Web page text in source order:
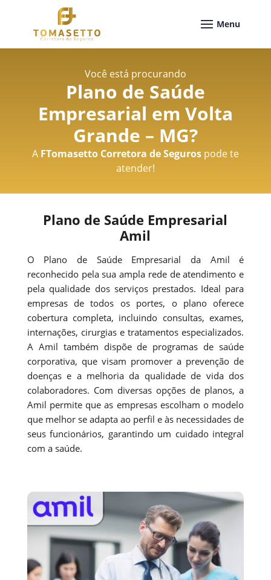
Você está procurando
Plano de Saúde
Empresarial em Volta
Grande – MG?
A FTomasetto Corretora de Segurospode te
atender!
Plano de Saúde Empresarial
Amil
O Plano de Saúde Empresarial da Amil é
reconhecido pela sua ampla rede de atendimento e
pela qualidade dos serviços prestados. Ideal para
empresas de todos os portes, o plano oferece
cobertura completa, incluindo consultas, exames,
internações, cirurgias e tratamentos especializados.
A Amil também dispõe de programas de saúde
corporativa, que visam promover a prevenção de
doenças e a melhoria da qualidade de vida dos
colaboradores. Com diversas opções de planos, a
Amil permite que as empresas escolham o modelo
que melhor se adapta ao perfil e às necessidades de
seus funcionários, garantindo um cuidado integral
com a saúde.